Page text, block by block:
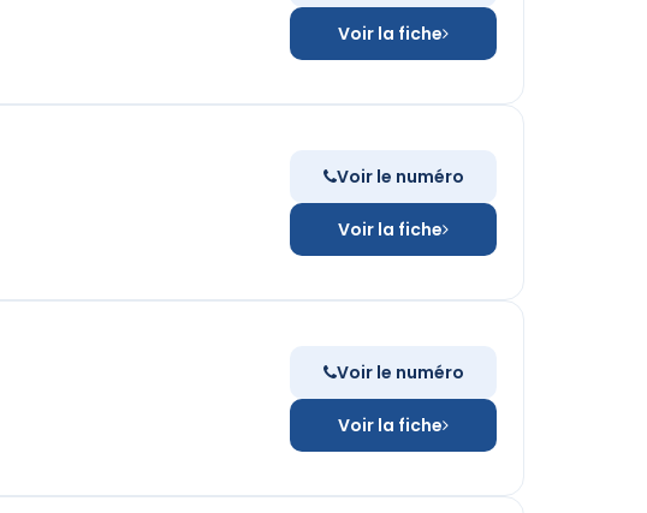
Voir la fiche
Voir le numéro
Voir la fiche
Voir le numéro
Voir la fiche